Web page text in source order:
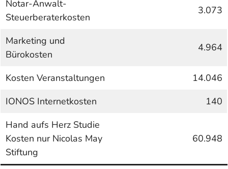
Notar-Anwalt-
Steuerberaterkosten
3.073
Marketing und
Bürokosten
4.964
Kosten Veranstaltungen
14.046
IONOS Internetkosten
140
Hand aufs Herz Studie
Kosten nur Nicolas May
Stiftung
60.948